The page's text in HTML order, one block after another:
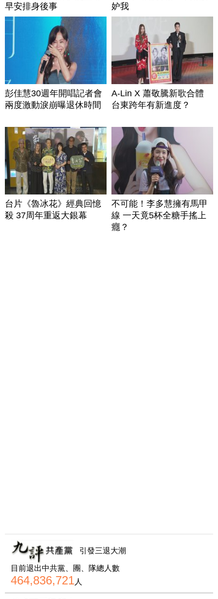
早安排身後事
妒我
彭佳慧30週年開唱記者會
兩度激動淚崩曝退休時間
A-Lin X 蕭敬騰新歌合體
台東跨年有新進度？
台片《魯冰花》經典回憶
殺 37周年重返大銀幕
不可能！李多慧擁有馬甲
線 一天竟5杯全糖手搖上
癮？
引發三退大潮
目前退出中共黨、團、隊總人數
464,836,721人